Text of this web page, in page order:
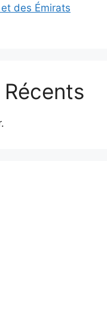
des Émirats